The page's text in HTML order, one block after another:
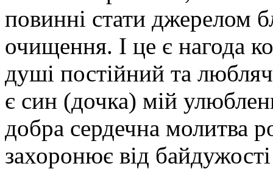
повинні стати джерелом
очищення. І це є нагода
душі постійний та
є син (дочка) мій
добра сердечна молитва
захоронює від